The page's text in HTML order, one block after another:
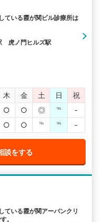
ている霞が関ビル診療所は
虎ノ門ヒルズ駅
木 金 土 日
祝
○ ○ ◎ ℡
-
○ ○ ℡ ℡ -
談をする
ている霞が関アーバンクリ
。